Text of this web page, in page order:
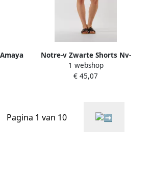
Notre-v Zwarte Shorts Nv-
Dudu Stijl Black Dames
1 webshop
€ 45,07
Pagina 1 van 10